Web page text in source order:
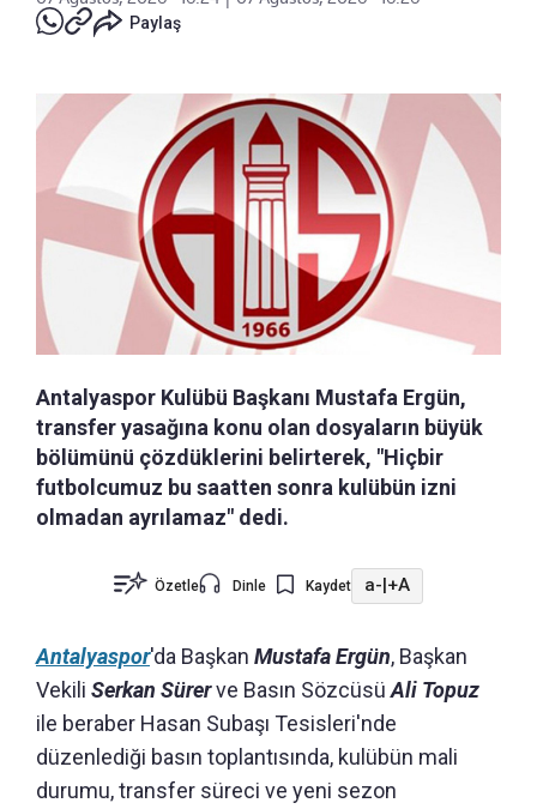
Paylaş
Antalyaspor Kulübü Başkanı Mustafa Ergün,
transfer yasağına konu olan dosyaların büyük
bölümünü çözdüklerini belirterek, "Hiçbir
futbolcumuz bu saatten sonra kulübün izni
olmadan ayrılamaz" dedi.
Özetle Dinle Kaydet a-|+A
Antalyaspor'da Başkan Mustafa Ergün, Başkan
Vekili Serkan Sürerve Basın SözcüsüAli Topuz
ile beraber Hasan Subaşı Tesisleri'nde
düzenlediği basın toplantısında, kulübün mali
durumu, transfer süreci ve yeni sezon